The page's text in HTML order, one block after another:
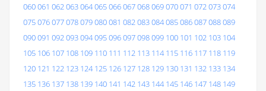
060061 062063064065066067068069070071 072073074
075076077078079080081 082083084085086087088089
090091 092093094095096097098099 100 101 102 103 104
105 106 107 108 109 110 111 112 113 114 115 116 117 118 119
120 121 122 123 124 125 126 127 128 129 130 131 132 133 134
135 136 137 138 139 140 141 142 143 144 145 146 147 148 149